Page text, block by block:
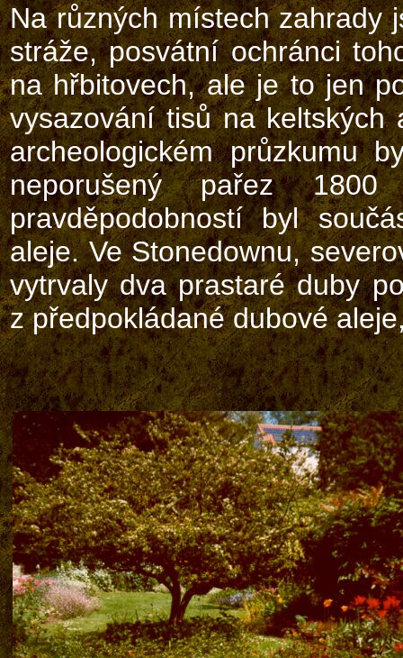
Na různých místech zahrady
stráže, posvátní ochránci
na hřbitovech, ale je to jen
vysazování tisů na
archeologickém průzkumu
neporušený pařez
pravděpodobností byl
aleje. Ve Stonedownu,
vytrvaly dva prastaré duby
z předpokládané dubové